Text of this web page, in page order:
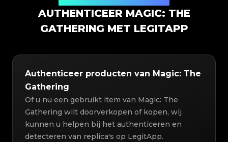
AUTHENTICEER MAGIC: THE
GATHERING MET LEGITAPP
Authenticeer producten van Magic: The
Gathering
Of u nu een gebruikt item van Magic: The
Gathering wilt doorverkopen of kopen, wij
kunnen u helpen bij het authenticeren en
detecteren van replica's op LegitApp.